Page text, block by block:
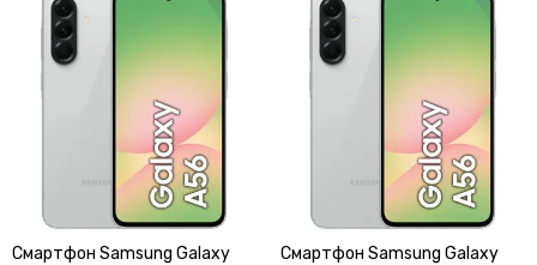
Смартфон Samsung Galaxy
Смартфон Samsung Galaxy